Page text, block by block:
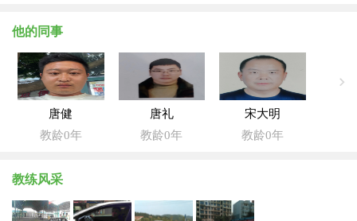
他的同事
唐健
教龄0年
唐礼
教龄0年
宋大明
教龄0年
教练风采